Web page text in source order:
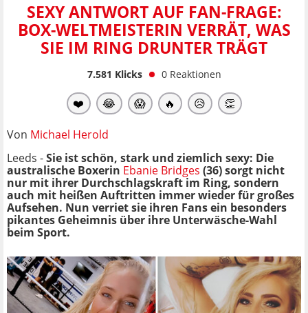
SEXY ANTWORT AUF FAN-FRAGE:
BOX-WELTMEISTERIN VERRÄT, WAS
SIE IM RING DRUNTER TRÄGT
7.581 Klicks 0 Reaktionen
❤️ 😂 😱 🔥 😥 👏
Von Michael Herold
Leeds -Sie ist schön, stark und ziemlich sexy: Die
australische Boxerin Ebanie Bridges (36) sorgt nicht
nur mit ihrer Durchschlagskraft im Ring, sondern
auch mit heißen Auftritten immer wieder für großes
Aufsehen. Nun verriet sie ihren Fans ein besonders
pikantes Geheimnis über ihre Unterwäsche-Wahl
beim Sport.